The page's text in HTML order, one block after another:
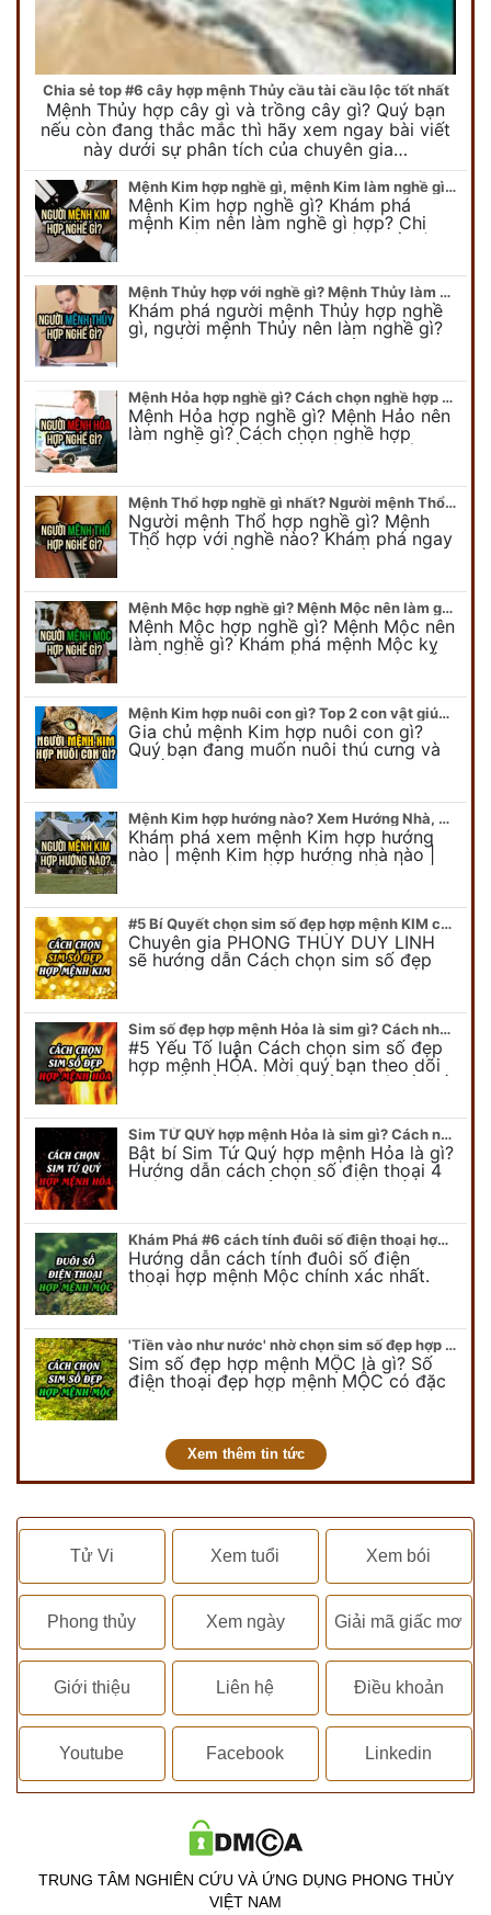
Chia sẻ top #6 cây hợp mệnh Thủy cầu tài cầu lộc tốt nhất
Mệnh Thủy hợp cây gì và trồng cây gì? Quý bạn
nếu còn đang thắc mắc thì hãy xem ngay bài viết
này dưới sự phân tích của chuyên gia…
Mệnh Kim hợp nghề gì, mệnh Kim làm nghề gì để #Phát Tài Lộc
Mệnh Kim hợp nghề gì? Khám phá
mệnh Kim nên làm nghề gì hợp? Chi
tiết người mang kim hợp với nghề gì sẽ
Mệnh Thủy hợp với nghề gì? Mệnh Thủy làm nghề gì để #Ăn nên làm ra
Khám phá người mệnh Thủy hợp nghề
gì, người mệnh Thủy nên làm nghề gì?
Chi tiết nghề hợp mệnh Thủy sẽ được
Mệnh Hỏa hợp nghề gì? Cách chọn nghề hợp mệnh Hỏa hút nhiều tài lộc
Mệnh Hỏa hợp nghề gì? Mệnh Hảo nên
làm nghề gì? Cách chọn nghề hợp
mệnh Hỏa để hút nhiều tài lộc. Giúp
Mệnh Thổ hợp nghề gì nhất? Người mệnh Thổ kỵ nghề gì?
Người mệnh Thổ hợp nghề gì? Mệnh
Thổ hợp với nghề nào? Khám phá ngay
để chọn nghề hợp mệnh Thổ. Cũng như
Mệnh Mộc hợp nghề gì? Mệnh Mộc nên làm gì? Mệnh Mộc kỵ nghề nào?
Mệnh Mộc hợp nghề gì? Mệnh Mộc nên
làm nghề gì? Khám phá mệnh Mộc kỵ
nghề gì không nên làm. Xem ngay để
Mệnh Kim hợp nuôi con gì? Top 2 con vật giúp gia chủ Phát tài phát lộc
Gia chủ mệnh Kim hợp nuôi con gì?
Quý bạn đang muốn nuôi thú cưng và
muốn chọn một con vật nuôi hợp
Duy…
Mệnh Kim hợp hướng nào? Xem Hướng Nhà, Phòng ngủ, Làm việc hợp mệnh Kim
Khám phá xem mệnh Kim hợp hướng
nào | mệnh Kim hợp hướng nhà nào |
mệnh Kim kê giường hướng nào | mệnh
#5 Bí Quyết chọn sim số đẹp hợp mệnh KIM chuẩn xác nhất
Chuyên gia PHONG THỦY DUY LINH
sẽ hướng dẫn Cách chọn sim số đẹp
hợp mệnh KIM. Mời quý bạn theo dõi
Sim số đẹp hợp mệnh Hỏa là sim gì? Cách nhận biết sim đẹp hợp mệnh Hỏa
#5 Yếu Tố luận Cách chọn sim số đẹp
hợp mệnh HỎA. Mời quý bạn theo dõi
bài viết để có cái nhìn tổng quát về số
Sim TỨ QUÝ hợp mệnh Hỏa là sim gì? Cách nhận biết sim tứ quý hợp mệnh Hỏa
Bật bí Sim Tứ Quý hợp mệnh Hỏa là gì?
Hướng dẫn cách chọn số điện thoại 4
quý hợp mệnh Hỏa chính xác nhất.
Khám Phá #6 cách tính đuôi số điện thoại hợp mệnh Mộc
Hướng dẫn cách tính đuôi số điện
thoại hợp mệnh Mộc chính xác nhất.
Cách chọn đuôi sim điện thoại hợp
chuyên…
'Tiền vào như nước' nhờ chọn sim số đẹp hợp mệnh MỘC
Sim số đẹp hợp mệnh MỘC là gì? Số
điện thoại đẹp hợp mệnh MỘC có đặc
điểm ra sao? Dưới góc nhìn chuyên gia
Xem thêm tin tức
Tử Vi Xem tuổi Xem bói
Phong thủy Xem ngày Giải mã giấc mơ
Giới thiệu Liên hệ Điều khoản
Youtube Facebook Linkedin
TRUNG TÂM NGHIÊN CỨU VÀ ỨNG DỤNG PHONG THỦY
VIỆT NAM